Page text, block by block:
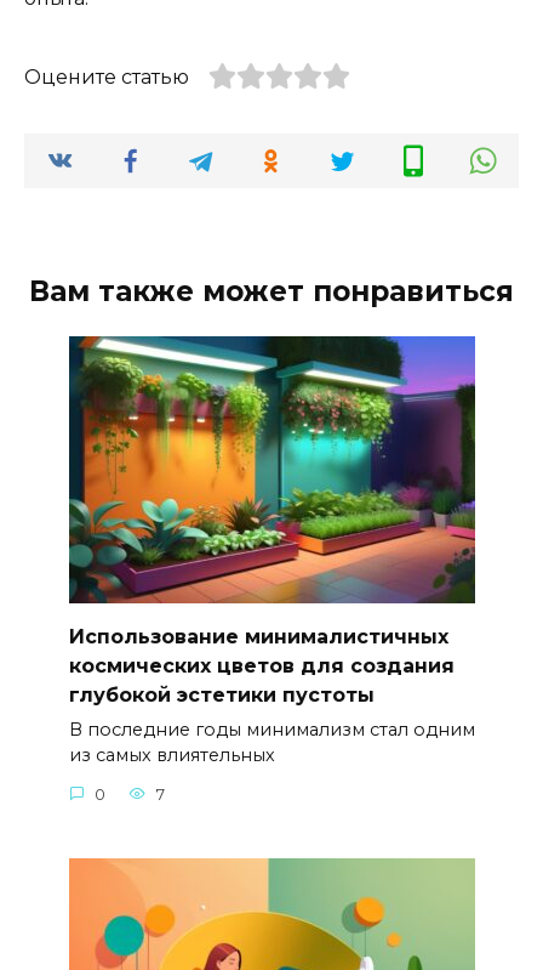
Оцените статью
Вам также может понравиться
Использование минималистичных
космических цветов для создания
глубокой эстетики пустоты
В последние годы минимализм стал одним
из самых влиятельных
0 7